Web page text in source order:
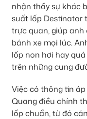
nhận thấy sự khác
suất lốp Destinator
trực quan, giúp
bánh xe mọi lúc.
lốp non hơi hay
trên những cung
Việc có thông tin
Quang điều chỉnh
lốp chuẩn, từ đó